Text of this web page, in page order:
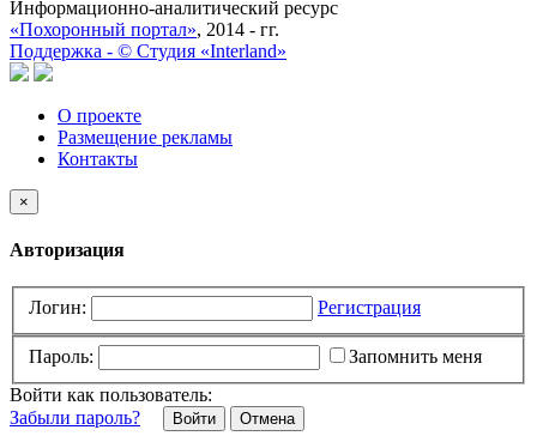
Информационно-аналитический ресурс
«Похоронный портал», 2014 - гг.
Поддержка - © Cтудия «Interland»
О проекте
Размещение рекламы
Контакты
×
Авторизация
Логин: Регистрация
Пароль:
Запомнить меня
Войти как пользователь:
Забыли пароль?
Отмена